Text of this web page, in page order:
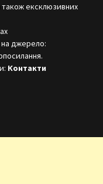
ексклюзивних
на джерело:
Контакти